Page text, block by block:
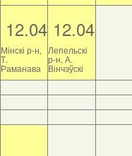
12.04
Мінскі р-н,
Т.
Раманава
12.04
Лепельскі
р-н, А.
Вінчэўскі